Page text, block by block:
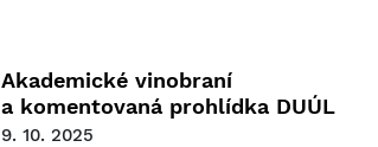
Akademické vinobraní
a komentovaná prohlídka DUÚL
9. 10. 2025